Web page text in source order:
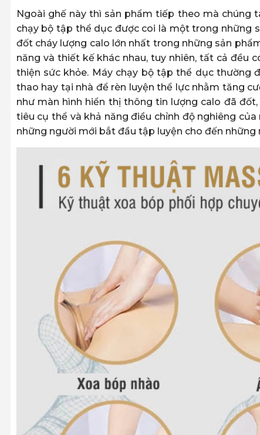
Ngoài ghế này thì sản phẩm tiếp theo mà chúng
chạy bộ tập thể dục được coi là một trong những
đốt cháy lượng calo lớn nhất trong những sản
năng và thiết kế khác nhau, tuy nhiên, tất cả đều
thiện sức khỏe. Máy chạy bộ tập thể dục thường
thao hay tại nhà để rèn luyện thể lực nhằm tăng
như màn hình hiển thị thông tin lượng calo đã
tiêu cụ thể và khả năng điều chỉnh độ nghiêng
những người mới bắt đầu tập luyện cho đến những